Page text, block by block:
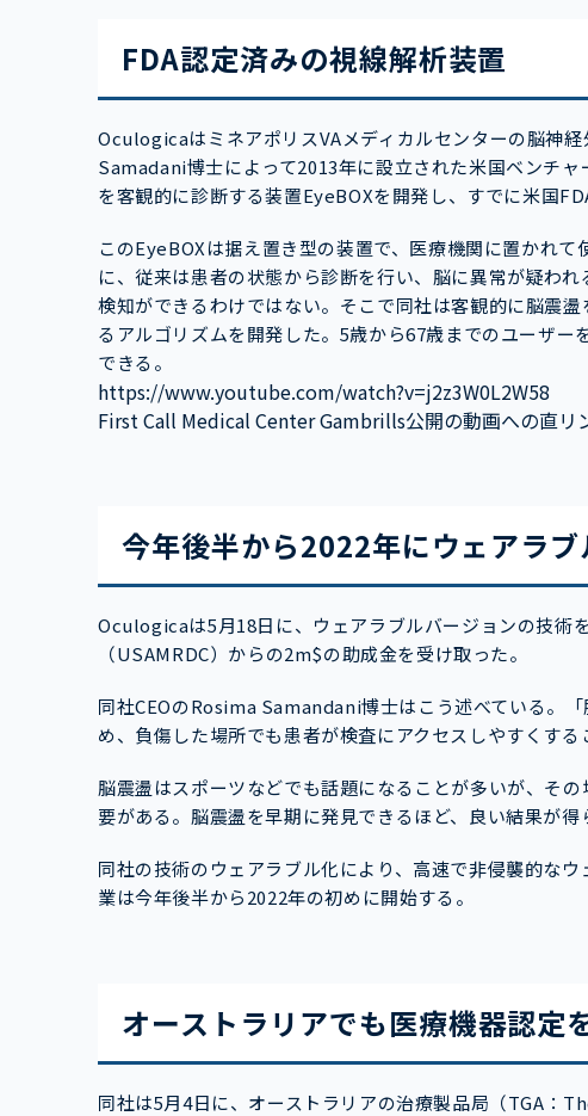
FDA認定済みの視線解析装置
OculogicaはミネアポリスVAメディカルセンターの脳神
Samadani博士によって2013年に設立された米国ベンチ
を客観的に診断する装置EyeBOXを開発し、すでに米国
このEyeBOXは据え置き型の装置で、医療機関に置かれ
に、従来は患者の状態から診断を行い、脳に異常が疑わ
検知ができるわけではない。そこで同社は客観的に脳震
るアルゴリズムを開発した。5歳から67歳までのユーザ
できる。
https://www.youtube.com/watch?v=j2z3W0L2W58
First Call Medical Center Gambrills公開の動画への直リ
今年後半から2022年にウェアラブ
Oculogicaは5月18日に、ウェアラブルバージョンの技術
（USAMRDC）からの2m$の助成金を受け取った。
同社CEOのRosima Samandani博士はこう述べている。
め、負傷した場所でも患者が検査にアクセスしやすくす
脳震盪はスポーツなどでも話題になることが多いが、そ
要がある。脳震盪を早期に発見できるほど、良い結果が得
同社の技術のウェアラブル化により、高速で非侵襲的な
業は今年後半から2022年の初めに開始する。
オーストラリアでも医療機器認定
同社は5月4日に、オーストラリアの治療製品局（TGA